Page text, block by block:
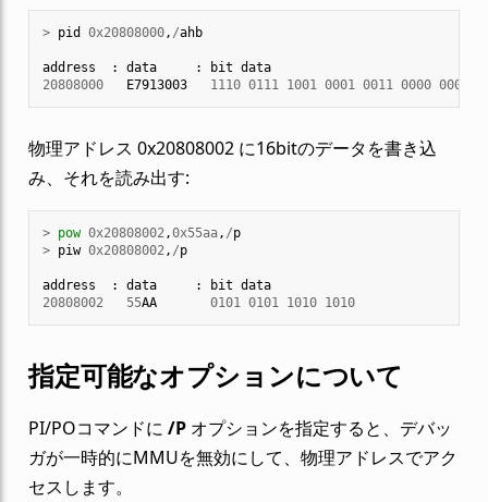
> pid 0x20808000, /ahb
address : data : bit data
20808000
E7913003 1110 0111 1001 0001 0011 0000 0000
物理アドレス 0x20808002 に16bitのデータを書き込
み、それを読み出す:
> pow 0x20808002,0x55aa, /p
> piw 0x20808002, /p
address : data : bit data
20808002
55AA 0101 0101 1010 1010
指定可能なオプションについて
PI/POコマンドに /Pオプションを指定すると、デバッ
ガが一時的にMMUを無効にして、物理アドレスでアク
セスします。